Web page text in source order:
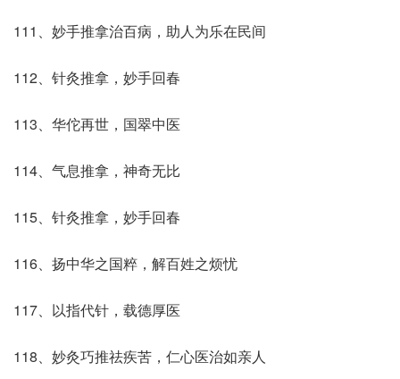
111、妙手推拿治百病，助人为乐在民间
112、针灸推拿，妙手回春
113、华佗再世，国翠中医
114、气息推拿，神奇无比
115、针灸推拿，妙手回春
116、扬中华之国粹，解百姓之烦忧
117、以指代针，载德厚医
118、妙灸巧推祛疾苦，仁心医治如亲人